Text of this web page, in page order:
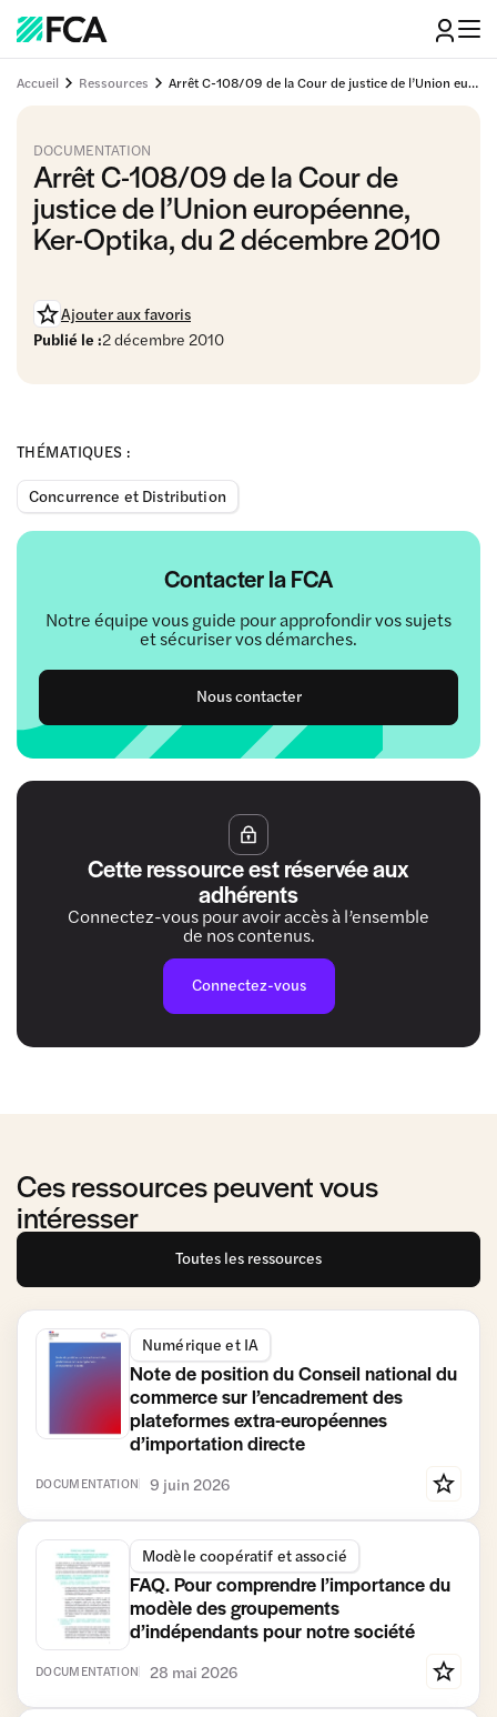
Accueil Ressources Arrêt C-108/09 de la Cour de justice de l’Union européenne, Ker-Optika, du 2 décembre 2010
DOCUMENTATION
Arrêt C-108/09 de la Cour de
justice de l’Union européenne,
Ker-Optika, du 2 décembre 2010
Ajouter aux favoris
Publié le :2 décembre 2010
THÉMATIQUES :
Concurrence et Distribution
Contacter la FCA
Notre équipe vous guide pour approfondir vos sujets
et sécuriser vos démarches.
Nous contacter
Cette ressource est réservée aux
adhérents
Connectez-vous pour avoir accès à l’ensemble
de nos contenus.
Connectez-vous
Ces ressources peuvent vous
intéresser
Toutes les ressources
Numérique et IA
Note de position du Conseil national du
commerce sur l’encadrement des
plateformes extra-européennes
d’importation directe
DOCUMENTATION 9 juin 2026
Modèle coopératif et associé
FAQ. Pour comprendre l’importance du
modèle des groupements
d’indépendants pour notre société
DOCUMENTATION 28 mai 2026